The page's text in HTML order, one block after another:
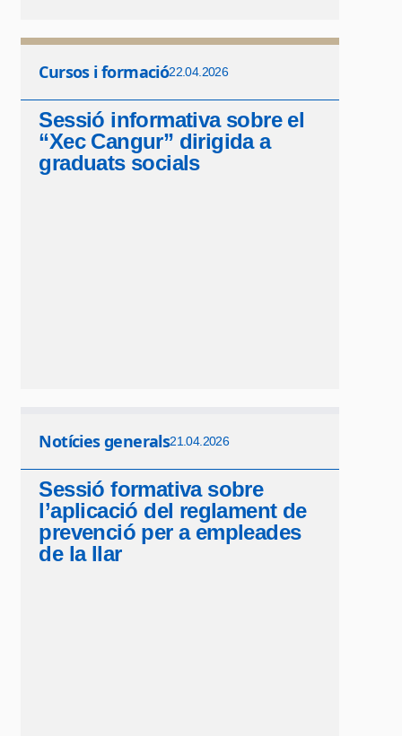
Cursos i formació22.04.2026
Sessió informativa sobre el
“Xec Cangur” dirigida a
graduats socials
Notícies generals21.04.2026
Sessió formativa sobre
l’aplicació del reglament de
prevenció per a empleades
de la llar